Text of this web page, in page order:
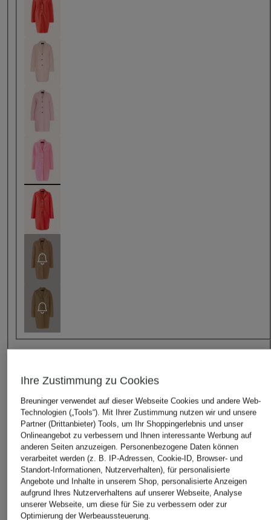
Jetzt Neukunde werden und Preisvorteil sichern. Code
NEW20im letzten Bestellschritt einlösen.Details
Größe
Dieser Artikel fälltnormal aus.
Bitte Größe wählen
Ihre Zustimmung zu Cookies
Breuninger verwendet auf dieser Webseite Cookies und andere Web-
Technologien („Tools“). Mit Ihrer Zustimmung nutzen wir und unsere
Partner (Drittanbieter) Tools, um Ihr Shoppingerlebnis und unser
Onlineangebot zu verbessern und Ihnen interessante Werbung auf
anderen Seiten anzuzeigen. Personenbezogene Daten können
verarbeitet werden (z. B. IP-Adressen, Cookie-ID, Browser- und
Standort-Informationen, Nutzerverhalten), für personalisierte
Angebote und Inhalte in unserem Shop, personalisierte Anzeigen
aufgrund Ihres Nutzerverhaltens auf unserer Webseite, Analyse
unserer Webseite, um diese für Sie zu verbessern oder zur
Optimierung der Werbeaussteuerung.